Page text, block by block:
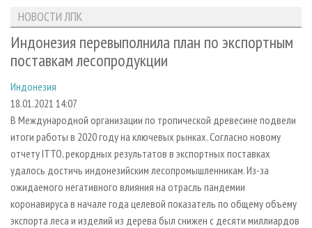
ЛЕСОЗАГОТОВКА
ЛЕСОПИЛЕНИЕ
СУШКА ДРЕВЕСИНЫ
ПРОИЗВОДСТВО ДРЕВЕСНЫХ ПЛИТ
ДЕРЕВЯННОЕ ДОМОСТРОЕНИЕ
ПРОИЗВОДСТВО МЕБЕЛИ
БИОЭНЕРГЕТИКА
ЦБП
НОВОСТИ ЛПК
НОВОСТИ ЖУРНАЛА
ПРОЕКТЫ ЛПИ
АНАЛИТИКА
ПРЕДПРИЯТИЯ ЛПК
ПЕРСОНЫ
МОБИЛЬНЫЕ ВЫСТАВКИ
ОФИЦИАЛЬНЫЕ ДЕЛЕГАЦИИ
ПРИОРИТЕТНЫЕ ИНВЕСТПРОЕКТЫ
RUSSIAN FORESTRY REVIEW
ГАЗЕТА ЛЕСПРОМФОРУМ
АРХИВ ЖУРНАЛОВ
О ЖУРНАЛЕ
КОНТАКТЫ
РЕКЛАМОДАТЕЛЯМ
РЕКЛАМА
РЕКЛАМА НА САЙТЕ
НОВОСТИ ЛПК
Индонезия перевыполнила план по экспортным
поставкам лесопродукции
Индонезия
18.01.2021 14:07
В Международной организации по тропической древесине подвели
итоги работы в 2020 году на ключевых рынках. Согласно новому
отчету ITTO, рекордных результатов в экспортных поставках
удалось достичь индонезийским лесопромышленникам. Из-за
ожидаемого негативного влияния на отрасль пандемии
коронавируса в начале года целевой показатель по общему объему
экспорта леса и изделий из дерева был снижен с десяти миллиардов